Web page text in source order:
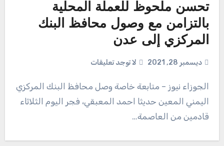
تحسن ملحوظ للعملة المحلية
بالتزامن مع وصول محافظ البنك
المركزي إلى عدن
ديسمبر 28, 2021 لا توجد تعليقات
الجوزاء نيوز – متابعة خاصة وصل محافظ البنك المركزي
اليمني المعين حديثا احمد المعبقي، فجر اليوم الثلاثاء
قادمين من العاصمة…